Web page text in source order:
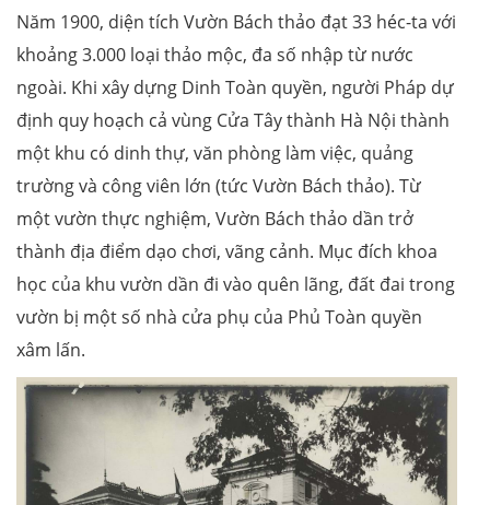
Năm 1900, diện tích Vườn Bách thảo đạt 33 héc-ta với
khoảng 3.000 loại thảo mộc, đa số nhập từ nước
ngoài. Khi xây dựng Dinh Toàn quyền, người Pháp dự
định quy hoạch cả vùng Cửa Tây thành Hà Nội thành
một khu có dinh thự, văn phòng làm việc, quảng
trường và công viên lớn (tức Vườn Bách thảo). Từ
một vườn thực nghiệm, Vườn Bách thảo dần trở
thành địa điểm dạo chơi, vãng cảnh. Mục đích khoa
học của khu vườn dần đi vào quên lãng, đất đai trong
vườn bị một số nhà cửa phụ của Phủ Toàn quyền
xâm lấn.